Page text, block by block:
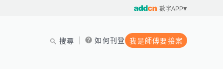
數字APP
搜尋 如何刊登 我是師傅要接案